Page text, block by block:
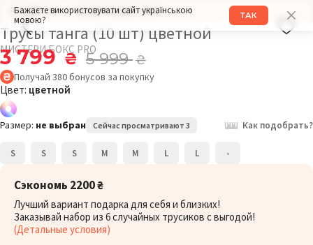
Бажаєте використовувати сайт українською
мовою?
ТАК
РАЗМЕР: M ОБХВАТ БЕДЕР: 96СМ
Трусы танга (10 шт) цветной
МИСТЕРИ БОКС PRO
3 799₴ 5 999₴
Получай 380бонусов за покупку
Цвет: цветной
Размер: не выбран Сейчас просматривают 3 Как подобрать?
S S S M M L L -
Сэкономь 2200 ₴
Лучший вариант подарка для себя и близких!
Заказывай набор из 6 случайных трусиков с выгодой!
(Детальные условия)